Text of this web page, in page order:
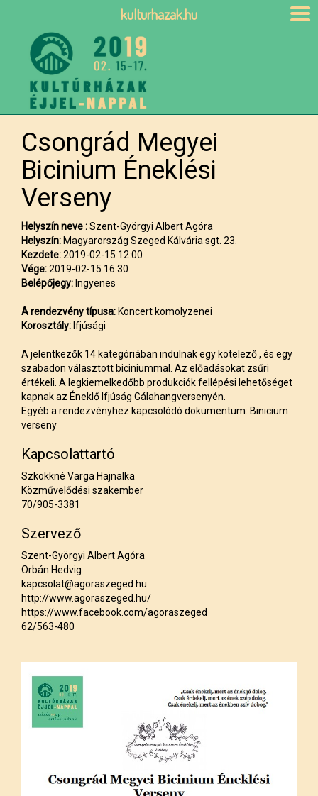
Csongrád Megyei
Bicinium Éneklési
Verseny
Helyszín neve :Szent-Györgyi Albert Agóra
Helyszín: Magyarország Szeged Kálvária sgt. 23.
Kezdete:2019-02-15 12:00
Vége:2019-02-15 16:30
Belépőjegy: Ingyenes
A rendezvény típusa: Koncert komolyzenei
Korosztály: Ifjúsági
A jelentkezők 14 kategóriában indulnak egy kötelező , és egy
szabadon választott biciniummal. Az előadásokat zsűri
értékeli. A legkiemelkedőbb produkciók fellépési lehetőséget
kapnak az Éneklő Ifjúság Gálahangversenyén.
Egyéb a rendezvényhez kapcsolódó dokumentum: Binicium
verseny
Kapcsolattartó
Szkokkné Varga Hajnalka
Közművelődési szakember
70/905-3381
Szervező
Szent-Györgyi Albert Agóra
Orbán Hedvig
kapcsolat@agoraszeged.hu
http://www.agoraszeged.hu/
https://www.facebook.com/agoraszeged
62/563-480
kulturhazak.hu